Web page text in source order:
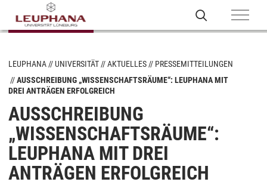
LEUPHANA UNIVERSITÄT AKTUELLES
PRESSEMITTEILUNGEN
AUSSCHREIBUNG „WISSENSCHAFTSRÄUME“: LEUPHANA MIT
DREI ANTRÄGEN ERFOLGREICH
AUSSCHREIBUNG
„WISSENSCHAFTSRÄUME“:
LEUPHANA MIT DREI
ANTRÄGEN ERFOLGREICH